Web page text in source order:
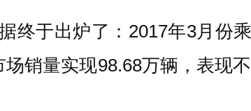
终于出炉了：2017年3月份
销量实现98.68万辆，表现